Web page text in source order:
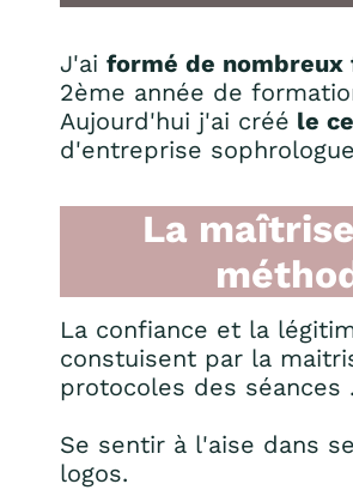
J'ai formé de
2ème année de
Aujourd'hui j'ai créé le
d'entreprise
La
La confiance et la
constuisent par la
protocoles des séances .
Se sentir à l'aise dans
logos.